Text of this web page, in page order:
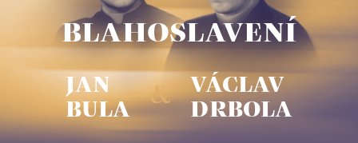
BLAHOSLAVENÍ
JAN
BULA
&
VÁCLAV
DRBOLA